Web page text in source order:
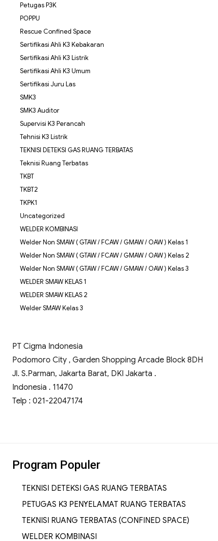
Petugas P3K
POPPU
Rescue Confined Space
Sertifikasi Ahli K3 Kebakaran
Sertifikasi Ahli K3 Listrik
Sertifikasi Ahli K3 Umum
Sertifikasi Juru Las
SMK3
SMK3 Auditor
Supervisi K3 Perancah
Tehnisi K3 Listrik
TEKNISI DETEKSI GAS RUANG TERBATAS
Teknisi Ruang Terbatas
TKBT
TKBT2
TKPK1
Uncategorized
WELDER KOMBINASI
Welder Non SMAW ( GTAW / FCAW / GMAW / OAW ) Kelas 1
Welder Non SMAW ( GTAW / FCAW / GMAW / OAW ) Kelas 2
Welder Non SMAW ( GTAW / FCAW / GMAW / OAW ) Kelas 3
WELDER SMAW KELAS 1
WELDER SMAW KELAS 2
Welder SMAW Kelas 3
PT Cigma Indonesia
Podomoro City , Garden Shopping Arcade Block 8DH
Jl. S.Parman, Jakarta Barat, DKI Jakarta .
Indonesia . 11470
Telp : 021-22047174
Program Populer
TEKNISI DETEKSI GAS RUANG TERBATAS
PETUGAS K3 PENYELAMAT RUANG TERBATAS
TEKNISI RUANG TERBATAS (CONFINED SPACE)
WELDER KOMBINASI